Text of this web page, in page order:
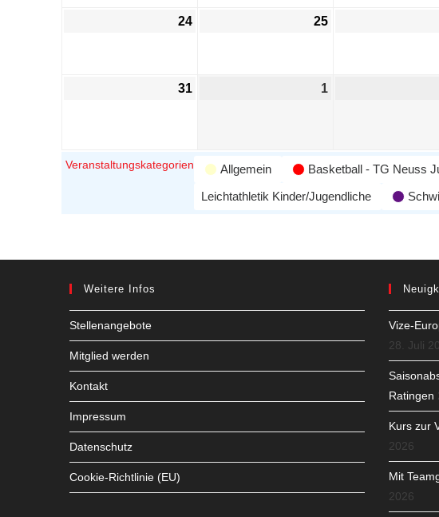
24 25
31 1
Veranstaltungskategorien Allgemein Basketball - TG Neuss
Leichtathletik Kinder/Jugendliche
Weitere Infos
Stellenangebote
Mitglied werden
Kontakt
Impressum
Datenschutz
Cookie-Richtlinie (EU)
Vize-
28. Juli
Ratingen
Kurs zur
2026
Mit
2026